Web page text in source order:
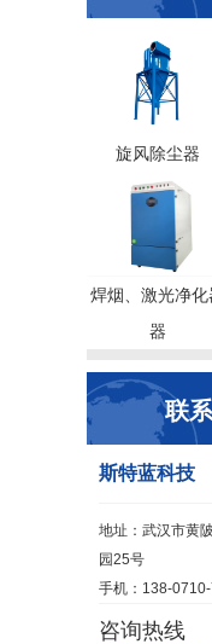
旋风除尘器
焊烟、激光净化
器
联
斯特蓝科技
地址：武汉市黄
园25号
手机：138-
咨询热线